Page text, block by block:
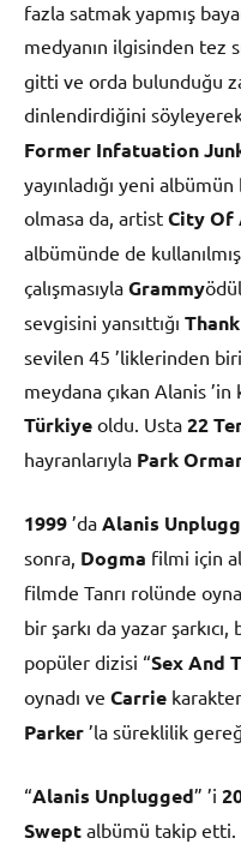
fazla satmak yapmış
medyanın ilgisinden tez
gitti ve orda bulunduğu
dinlendirdiğini
Former Infatuation
yayınladığı yeni
olmasa da, artist City Of
albümünde de
çalışmasıyla Grammy
sevgisini yansıttığı
sevilen 45 ’liklerinden
meydana çıkan Alanis
Türkiye oldu. Usta 22
hayranlarıyla Park
1999 ’da Alanis
sonra, Dogma filmi için
filmde Tanrı rolünde
bir şarkı da yazar
popüler dizisi “Sex And
oynadı ve Carrie
Parker ’la süreklilik
“Alanis Unplugged” ’i
Swept albümü takip